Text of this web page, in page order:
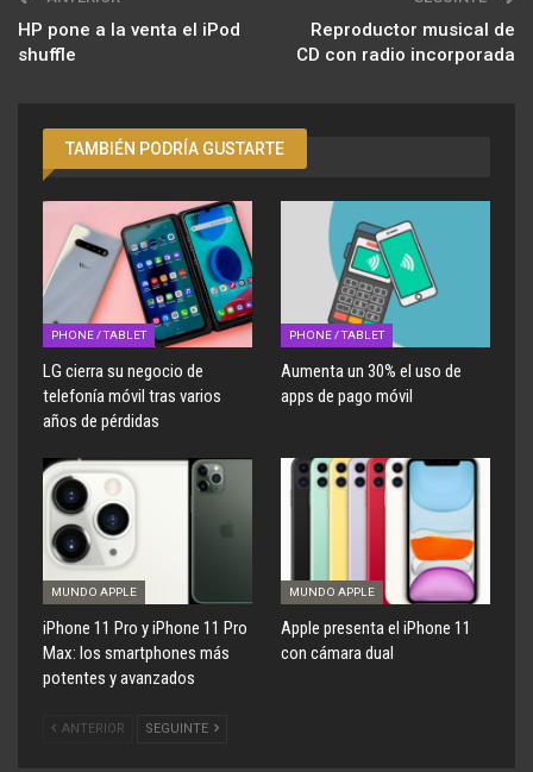
HP pone a la venta el iPod
shuffle
Reproductor musical de
CD con radio incorporada
TAMBIÉN PODRÍA GUSTARTE
PHONE / TABLET
LG cierra su negocio de
telefonía móvil tras varios
años de pérdidas
PHONE / TABLET
Aumenta un 30% el uso de
apps de pago móvil
MUNDO APPLE
iPhone 11 Pro y iPhone 11 Pro
Max: los smartphones más
potentes y avanzados
MUNDO APPLE
Apple presenta el iPhone 11
con cámara dual
ANTERIOR SEGUINTE